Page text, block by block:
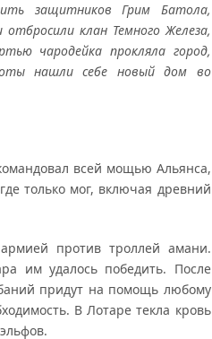
защитников Грим Батола,
клан Темного Железа,
чародейка прокляла город,
нашли себе новый дом во
всей мощью Альянса,
только мог, включая древний
против троллей амани.
им удалось победить. После
придут на помощь любому
В Лотаре текла кровь